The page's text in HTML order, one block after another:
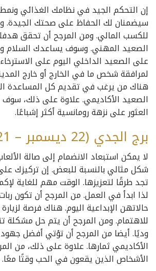
إن التحكم الجيد في نظامك الغذائي
سيضمنان لك الحفاظ على صحتك الجيدة.
للكسب المالي. ومن المرجح أن تحقق
الصعيد المهني. وسوف يساعدك السلام
على الصعيد الداخلي اليوم على
لمرافقة شخص ما في الخارج أو خارج
هناك من يرغب في تقديم كل المساعدة
الصعيد الأكاديمي. علاوة على ذلك،
العثور على نزهة رومانسية أكثر إشباعًا.
برج الجدي (22 ديسمبر – 21 يناير)
لا يمكن استبعاد الانضمام إلى صالة
شكل مثالي بالنسبة للبعض. إن تركيزك
تجد طرقًا لتعزيزها. الوقت مهم للغاية
لذا ابدأ في العمل. من المرجح أن تكون
حالاتهن الإبداعية اليوم. هناك فرصة
للاهتمام. ومن المرجح أن يتم حل مشكلة
وديًا. أيضا من المرجح أن تؤتي أفضل
الأكاديمي ثمارها. علاوة على ذلك، من
الأشخاص الذين يقعون في الحب وقتًا معًا.